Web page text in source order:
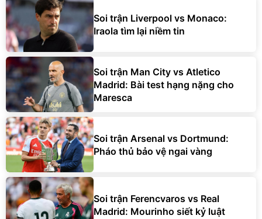
Soi trận Liverpool vs Monaco:
Iraola tìm lại niềm tin
Soi trận Man City vs Atletico
Madrid: Bài test hạng nặng cho
Maresca
Soi trận Arsenal vs Dortmund:
Pháo thủ bảo vệ ngai vàng
Soi trận Ferencvaros vs Real
Madrid: Mourinho siết kỷ luật